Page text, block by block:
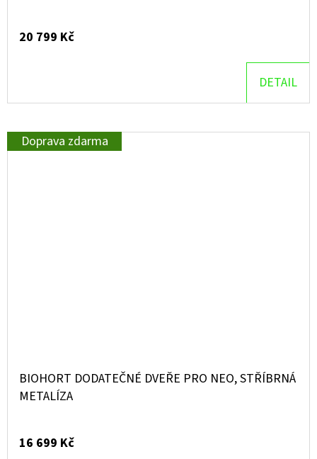
20 799 Kč
DETAIL
Doprava zdarma
BIOHORT DODATEČNÉ DVEŘE PRO NEO, STŘÍBRNÁ
METALÍZA
16 699 Kč